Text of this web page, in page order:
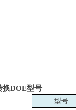
换DOE型号
型号